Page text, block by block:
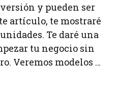
y pueden ser
artículo, te mostraré
Te daré una
tu negocio sin
Veremos modelos …